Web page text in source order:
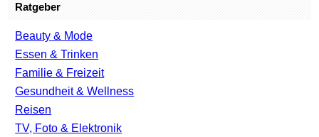
Ratgeber
Beauty & Mode
Essen & Trinken
Familie & Freizeit
Gesundheit & Wellness
Reisen
TV, Foto & Elektronik